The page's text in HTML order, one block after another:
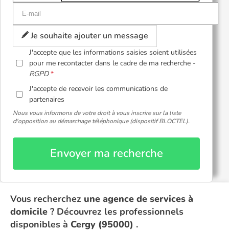
Je souhaite ajouter un message
J'accepte que les informations saisies soient utilisées
pour me recontacter dans le cadre de ma recherche -
RGPD
J'accepte de recevoir les communications de
partenaires
Nous vous informons de votre droit à vous inscrire sur la liste
d'opposition au démarchage téléphonique (dispositif BLOCTEL).
Envoyer ma recherche
Vous recherchez une agence de services à
domicile ? Découvrez les professionnels
disponibles à Cergy (95000) .